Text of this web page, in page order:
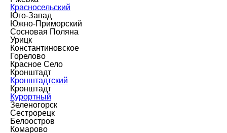
Красносельский
Юго-Запад
Южно-Приморский
Сосновая Поляна
Урицк
Константиновское
Горелово
Красное Село
Кронштадт
Кронштадтский
Кронштадт
Курортный
Зеленогорск
Сестрорецк
Белоостров
Комарово